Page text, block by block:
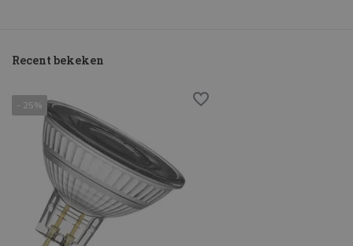
Recent bekeken
- 25%